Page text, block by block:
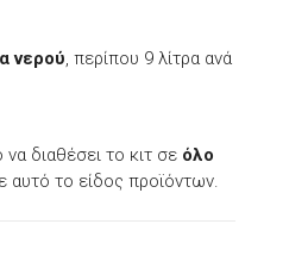
νερού, περίπου 9 λίτρα ανά
διαθέσει το κιτ σε όλο
αυτό το είδος προϊόντων.